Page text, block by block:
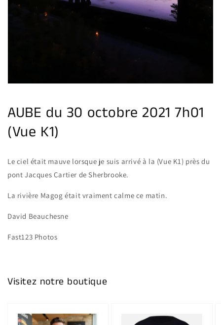
supports
multimédia
AUBE du 30 octobre 2021 7h01
(Vue K1)
Le ciel était mauve lorsque je suis arrivé à la (Vue K1) près du
pont Jacques Cartier de Sherbrooke.
La rivière Magog était vraiment calme ce matin.
David Beauchesne
Fast123 Photos
Visitez notre boutique